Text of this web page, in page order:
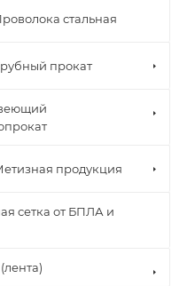
стальная
прокат
продукция
сетка от БПЛА и